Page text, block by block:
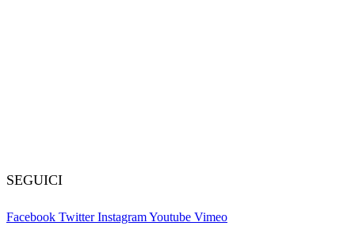
SEGUICI
Facebook Twitter InstagramYoutube Vimeo